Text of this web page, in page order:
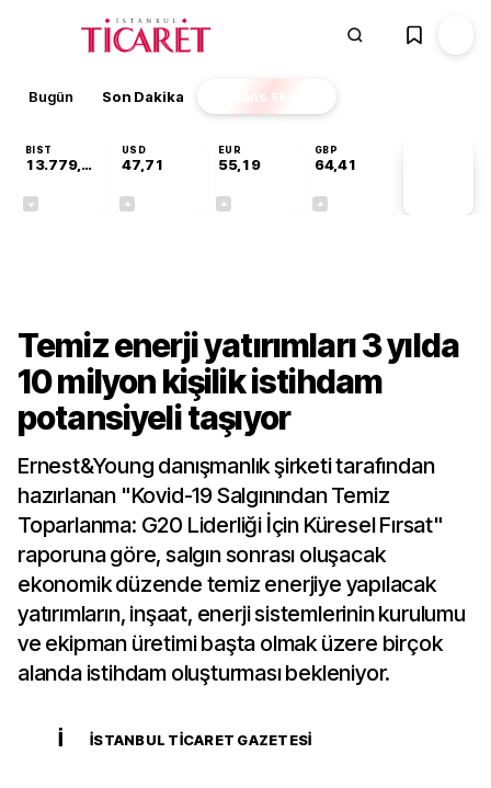
Bugün Son Dakika Finans EKSTRA
BIST
13.779,39
USD
47,71
EUR
55,19
GBP
64,41
Temiz enerji yatırımları 3 yılda
10 milyon kişilik istihdam
potansiyeli taşıyor
Ernest&Young danışmanlık şirketi tarafından
hazırlanan "Kovid-19 Salgınından Temiz
Toparlanma: G20 Liderliği İçin Küresel Fırsat"
raporuna göre, salgın sonrası oluşacak
ekonomik düzende temiz enerjiye yapılacak
yatırımların, inşaat, enerji sistemlerinin kurulumu
ve ekipman üretimi başta olmak üzere birçok
alanda istihdam oluşturması bekleniyor.
İ İSTANBUL TICARET GAZETESI